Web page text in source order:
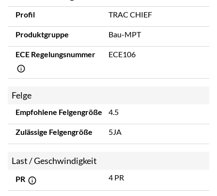
Profil TRAC CHIEF
Produktgruppe Bau-MPT
ECE Regelungsnummer ECE106
Felge
Empfohlene Felgengröße 4.5
Zulässige Felgengröße 5JA
Last / Geschwindigkeit
PR 4 PR